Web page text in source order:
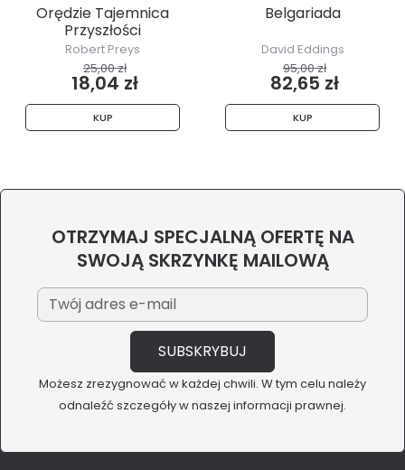
Orędzie Tajemnica
Przyszłości
Robert Preys
25,00 zł
18,04 zł
KUP
Belgariada
David Eddings
95,00 zł
82,65 zł
KUP
OTRZYMAJ SPECJALNĄ OFERTĘ NA
SWOJĄ SKRZYNKĘ MAILOWĄ
Możesz zrezygnować w każdej chwili. W tym celu należy
odnaleźć szczegóły w naszej informacji prawnej.